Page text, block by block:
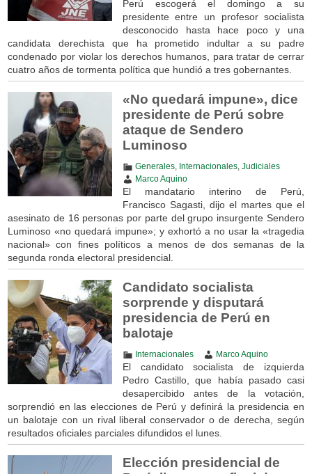
Perú escogerá el domingo a su
presidente entre un profesor socialista
desconocido hasta hace poco y una
candidata derechista que ha prometido indultar a su padre
condenado por violar los derechos humanos, para tratar de cerrar
cuatro años de tormenta política que hundió a tres gobernantes.
«No quedará impune», dice
presidente de Perú sobre
ataque de Sendero
Luminoso
Generales, Internacionales, Judiciales
Marco Aquino
El mandatario interino de Perú,
Francisco Sagasti, dijo el martes que el
asesinato de 16 personas por parte del grupo insurgente Sendero
Luminoso «no quedará impune»; y exhortó a no usar la «tragedia
nacional» con fines políticos a menos de dos semanas de la
segunda ronda electoral presidencial.
Candidato socialista
sorprende y disputará
presidencia de Perú en
balotaje
Internacionales Marco Aquino
El candidato socialista de izquierda
Pedro Castillo, que había pasado casi
desapercibido antes de la votación,
sorprendió en las elecciones de Perú y definirá la presidencia en
un balotaje con un rival liberal conservador o de derecha, según
resultados oficiales parciales difundidos el lunes.
Elección presidencial de